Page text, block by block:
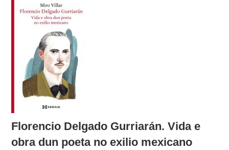
videoteca
materiais didácticos
outros docs
Florencio Delgado Gurriarán. Vida e
obra dun poeta no exilio mexicano